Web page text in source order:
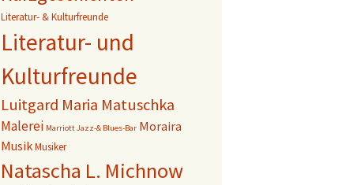
Literatur- & Kulturfreunde
Literatur- und
Kulturfreunde
Luitgard Maria Matuschka
Malerei Marriott Jazz-& Blues-Bar Moraira
MusikMusiker
Natascha L. Michnow